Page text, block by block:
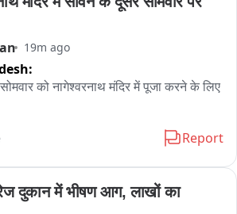
19m ago
को नागेश्वरनाथ मंदिर में पूजा करने के लिए
Report
दुकान में भीषण आग, लाखों का